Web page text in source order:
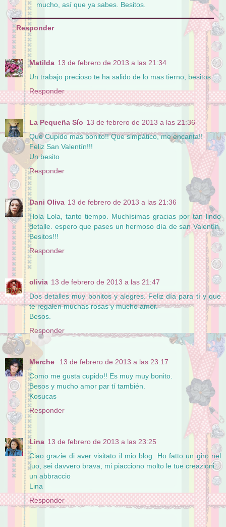
mucho, así que ya sabes. Besitos.
Responder
Matilda 13 de febrero de 2013 a las 21:34
Un trabajo precioso te ha salido de lo mas tierno, besitos.
Responder
La Pequeña Sío 13 de febrero de 2013 a las 21:36
Que Cupido mas bonito!! Que simpático, me encanta!!
Feliz San Valentín!!!
Un besito
Responder
Dani Oliva 13 de febrero de 2013 a las 21:36
Hola Lola, tanto tiempo. Muchísimas gracias por tan lindo
detalle. espero que pases un hermoso día de san Valentín.
Besitos!!!
Responder
olivia 13 de febrero de 2013 a las 21:47
Dos detalles muy bonitos y alegres. Feliz día para tí y que
te regalen muchas rosas y mucho amor.
Besos.
Responder
Merche
13 de febrero de 2013 a las 23:17
Como me gusta cupido!! Es muy muy bonito.
Besos y mucho amor par tí también.
Kosucas
Responder
Lina 13 de febrero de 2013 a las 23:25
Ciao grazie di aver visitato il mio blog. Ho fatto un giro nel
tuo, sei davvero brava, mi piacciono molto le tue creazioni.
un abbraccio
Lina
Responder